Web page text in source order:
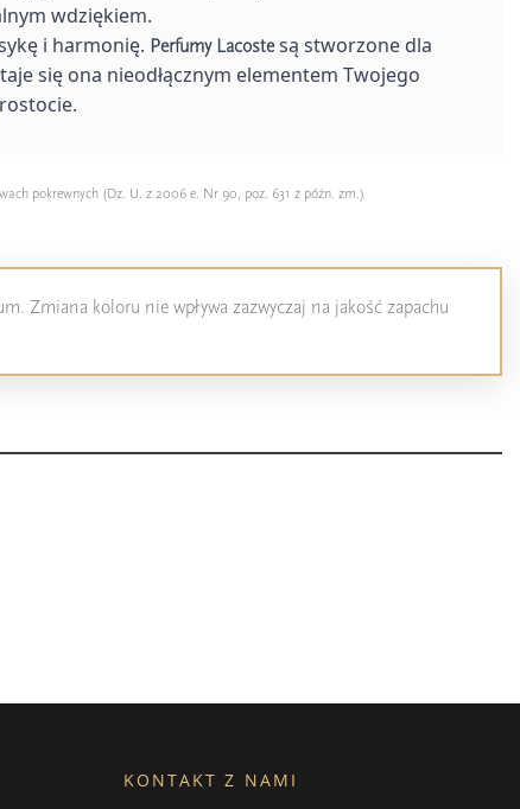
wdziękiem.
i harmonię. Perfumy Lacostesą stworzone dla
się ona nieodłącznym elementem Twojego
pokrewnych (Dz. U. z 2006 e. Nr 90, poz. 631 z późn. zm.)
Zmiana koloru nie wpływa zazwyczaj na jakość zapachu
KONTAKT Z NAMI